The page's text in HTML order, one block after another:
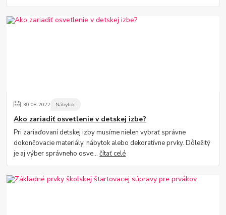
30.08.2022 Nábytok
Ako zariadiť osvetlenie v detskej izbe?
Pri zariaďovaní detskej izby musíme nielen vybrať správne
dokončovacie materiály, nábytok alebo dekoratívne prvky. Dôležitý
je aj výber správneho osve...čítať celé